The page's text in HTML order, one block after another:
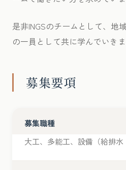
是非INGSのチームとして、地
の一員として共に学んでいきま
募集要項
募集職種
大工、多能工、設備（給排